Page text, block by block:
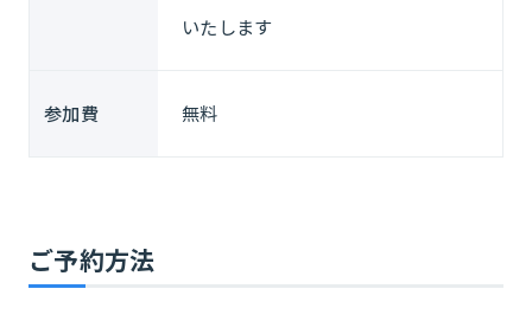
いたします
参加費 無料
ご予約方法